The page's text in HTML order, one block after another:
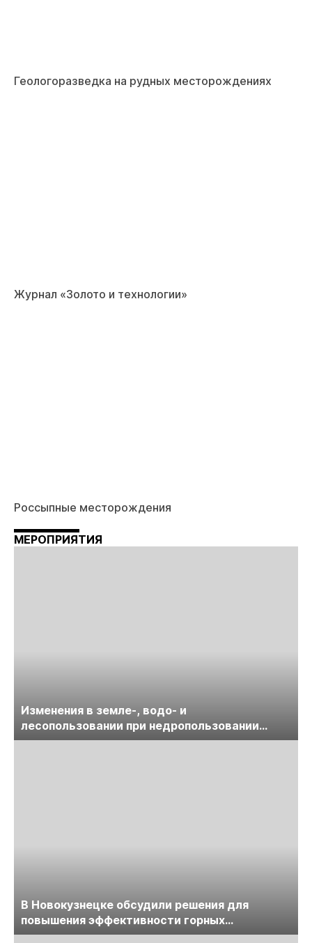
Геологоразведка на рудных месторождениях
Журнал «Золото и технологии»
Россыпные месторождения
МЕРОПРИЯТИЯ
Изменения в земле-, водо- и
лесопользовании при недропользовании
обсудят на семинаре «ПравоТЭК»
В Новокузнецке обсудили решения для
повышения эффективности горных
предприятий